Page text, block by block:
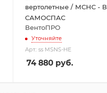
вертолетные / МСНС - В
САМОСПАС
ВентоПРО
Уточняйте
Арт.: ss MSNS-HE
74 880 руб.